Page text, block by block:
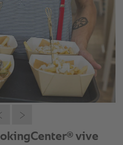
® vive